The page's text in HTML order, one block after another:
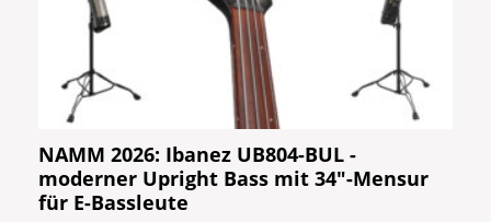
NAMM 2026: Ibanez UB804-BUL -
moderner Upright Bass mit 34"-Mensur
für E-Bassleute